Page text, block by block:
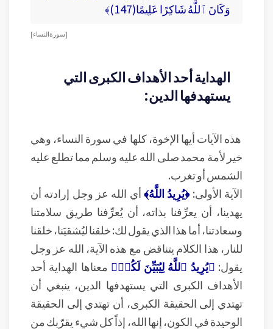
وَكَانَ ٱللَّهُ شَاكِرًا عَلِيمًا(147)﴾
[ سورة النساء ]
الهداية أحد الأهداف الكبرى التي
يستهدفها الدين:
هذه الآيات أيها الإخوة، كلها في سورة النساء، وهي
خير لأمة محمد صلى الله عليه وسلم مما تطلع عليه
الشمس أو تغرب.
الآية الأولى:﴿يُرِيدُ اللَّهُ﴾أي الله عز وجل إرادته أن
يهدينا، أن يعرِّفنا بذاته، أن يُعرِّفنا طريق سلامتنا
وسعادتنا، أما هذا الذي يقول لك: خلقنا ليُشقيَنا، خلقنا
للنار، هذا الكلام يتناقض مع هذه الآية، الله عز وجل
يقول: ﴿يُرِيدُ ٱللَّهُ لِيُبَيِّنَ لَكُمۡ﴾ معناها الهداية أحد
الأهداف الكبرى التي يستهدفها الدين، ينبغي أن
تهتدي إلى الحقيقة الكبرى، أن تهتدي إلى الحقيقة
الوحيدة في الكون، إنها الله، إذاً كل شيء يقرّبك من